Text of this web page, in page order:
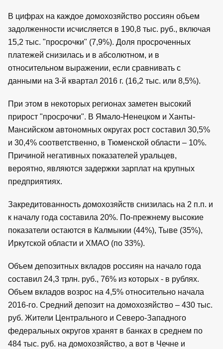
В цифрах на каждое домохозяйство россиян объем
задолженности исчисляется в 190,8 тыс. руб., включая
15,2 тыс. "просрочки" (7,9%). Доля просроченных
платежей снизилась и в абсолютном, и в
относительном выражении, если сравнивать с
данными на 3-й квартал 2016 г. (16,2 тыс. или 8,5%).
При этом в некоторых регионах заметен высокий
прирост "просрочки". В Ямало-Ненецком и Ханты-
Мансийском автономных округах рост составил 30,5%
и 30,4% соответственно, в Тюменской области – 10%.
Причиной негативных показателей уральцев,
вероятно, являются задержки зарплат на крупных
предприятиях.
Закредитованность домохозяйств снизилась на 2 п.п. и
к началу года составила 20%. По-прежнему высокие
показатели остаются в Калмыкии (44%), Тыве (35%),
Иркутской области и ХМАО (по 33%).
Объем депозитных вкладов россиян на начало года
составил 24,3 трлн. руб., 76% из которых - в рублях.
Объем вкладов возрос на 4,5% относительно начала
2016-го. Средний депозит на домохозяйство – 430 тыс.
руб. Жители Центрального и Северо-Западного
федеральных округов хранят в банках в среднем по
484 тыс. руб. на домохозяйство, а вот в Чечне и